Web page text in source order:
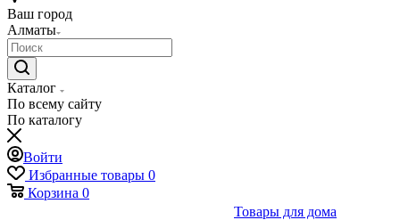
Ваш город
Алматы
Каталог
По всему сайту
По каталогу
Войти
Избранные товары 0
Корзина 0
Товары для дома